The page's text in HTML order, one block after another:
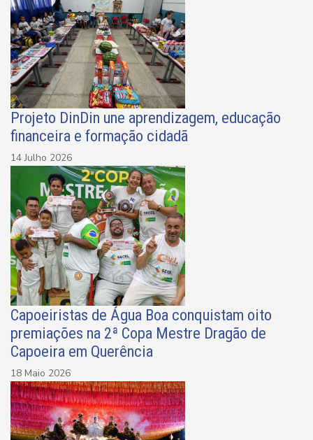
Projeto DinDin une aprendizagem, educação
financeira e formação cidadã
14 Julho 2026
Capoeiristas de Água Boa conquistam oito
premiações na 2ª Copa Mestre Dragão de
Capoeira em Querência
18 Maio 2026